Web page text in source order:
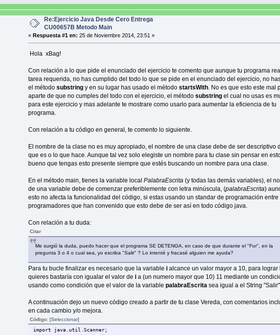
Re:Ejercicio Java Desde Cero Entrega
CU00657B Metodo Main
« Respuesta #1 en: 25 de Noviembre 2014, 23:51 »
Hola xBag!
Con relación a lo que pide el enunciado del ejercicio te comento que aunque tu programa
tarea requerida, no has cumplido del todo lo que se pide en el enunciado del ejercicio, no
el método substringy en su lugar has usado el método startsWith. No es que esto este mal
aparte de que no cumples del todo con el ejercicio, el método substringel cual no usas es
para este ejercicio y mas adelante te mostrare como usarlo para aumentar la eficiencia de tu
programa.
Con relación a tu código en general, te comento lo siguiente.
El nombre de la clase no es muy apropiado, el nombre de una clase debe de ser descriptivo
que es o lo que hace. Aunque tal vez solo elegiste un nombre para tu clase sin pensar en
bueno que tengas esto presente siempre que estés buscando un nombre para una clase.
En el método main, tienes la variable local PalabraEscrita (y todas las demás variables), el
de una variable debe de comenzar preferiblemente con letra minúscula, (palabraEscrita)
esto no afecta la funcionalidad del código, si estas usando un standar de programación entre
programadores que han convenido que esto debe de ser así en todo código java.
Con relación a tu duda:
Citar
Me surgió la duda, puedo hacer que el programa SE DETENGA, en caso de que durante el "For", en la
pregunta 3 o 4 o cual sea, yo escriba "Salir" ? Lo intenté y fracasé alguien me ayuda?
Para tu bucle finalizar es necesario que la variable i alcance un valor mayor a 10, para lograr
quieres bastaría con igualar el valor de ia (un numero mayor que 10) 11 mediante un
usando como condición que el valor de la variable palabraEscrita sea igual a el String "Salir".
A continuación dejo un nuevo código creado a partir de tu clase Vereda, con comentarios
en cada cambio y/o mejora.
Código: [Seleccionar]
import java.util.Scanner;